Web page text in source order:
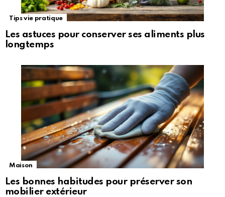
Tips vie pratique
Les astuces pour conserver ses aliments plus
longtemps
Maison
Les bonnes habitudes pour préserver son
mobilier extérieur